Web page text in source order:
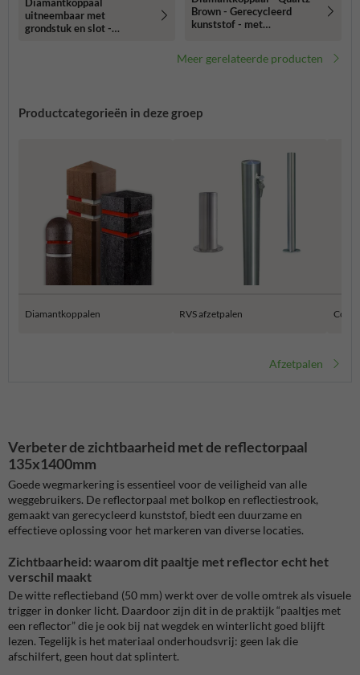
uitneembaar met
grondstuk en slot -
Brown - Gerecycleerd
kunststof - met
Meer gerelateerde producten
Productcategorieën in deze groep
Diamantkoppalen RVS afzetpalen
Afzetpalen
Verbeter de zichtbaarheid met de reflectorpaal
135x1400mm
Goede wegmarkering is essentieel voor de veiligheid van alle
weggebruikers. De reflectorpaal met bolkop en reflectiestrook,
gemaakt van gerecycleerd kunststof, biedt een duurzame en
effectieve oplossing voor het markeren van diverse locaties.
Zichtbaarheid: waarom dit paaltje met reflector echt het
verschil maakt
De witte reflectieband (50 mm) werkt over de volle omtrek als visuele
trigger in donker licht. Daardoor zijn dit in de praktijk “paaltjes met
een reflector” die je ook bij nat wegdek en winterlicht goed blijft
lezen. Tegelijk is het materiaal onderhoudsvrij: geen lak die
afschilfert, geen hout dat splintert.